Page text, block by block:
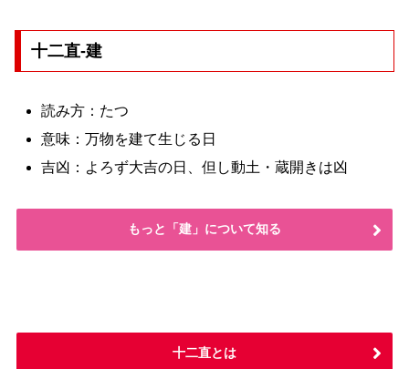
十二直-建
読み方：たつ
意味：万物を建て生じる日
吉凶：よろず大吉の日、但し動土・蔵開きは凶
もっと「建」について知る
十二直とは